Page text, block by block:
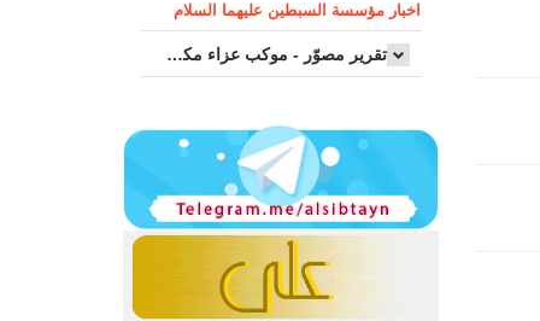
اخبار مؤسسة السبطين عليهما السلام
تقرير مصوّر - موكب عزاء مکتب سماحة اية الله السيد مرتضى الموسوي الاصفهاني في يوم إستشهاد السيدة فاطم...